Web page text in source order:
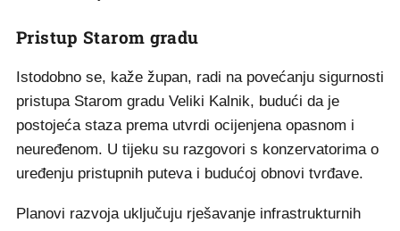
Pristup Starom gradu
Istodobno se, kaže župan, radi na povećanju sigurnosti
pristupa Starom gradu Veliki Kalnik, budući da je
postojeća staza prema utvrdi ocijenjena opasnom i
neuređenom. U tijeku su razgovori s konzervatorima o
uređenju pristupnih puteva i budućoj obnovi tvrđave.
Planovi razvoja uključuju rješavanje infrastrukturnih